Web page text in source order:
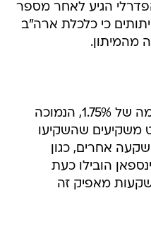
הגיע לאחר מספר
כי כלכלת ארה"ב
מהמיתון.
הורדות הריבית בארה"ב לרמה של 1.75%, הנמוכה
משקיעים שהשקיעו
אחרים, כגון
הובילו כעת
מאפיק זה